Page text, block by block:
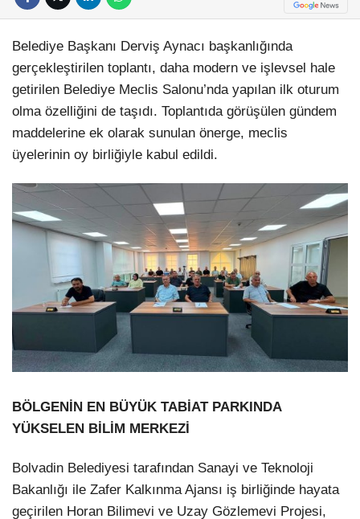
Belediye Başkanı Derviş Aynacı başkanlığında
gerçekleştirilen toplantı, daha modern ve işlevsel hale
getirilen Belediye Meclis Salonu’nda yapılan ilk oturum
olma özelliğini de taşıdı. Toplantıda görüşülen gündem
maddelerine ek olarak sunulan önerge, meclis
üyelerinin oy birliğiyle kabul edildi.
BÖLGENİN EN BÜYÜK TABİAT PARKINDA
YÜKSELEN BİLİM MERKEZİ
Bolvadin Belediyesi tarafından Sanayi ve Teknoloji
Bakanlığı ile Zafer Kalkınma Ajansı iş birliğinde hayata
geçirilen Horan Bilimevi ve Uzay Gözlemevi Projesi,